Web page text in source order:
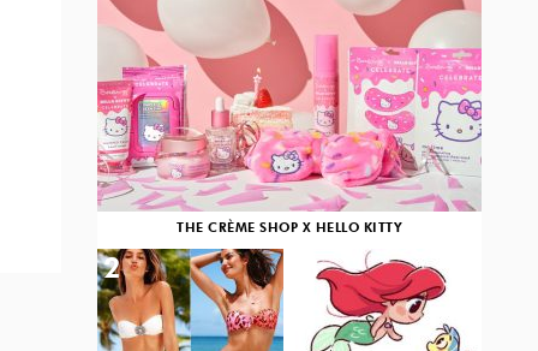
THE CRÈME SHOP X HELLO KITTY
2 3